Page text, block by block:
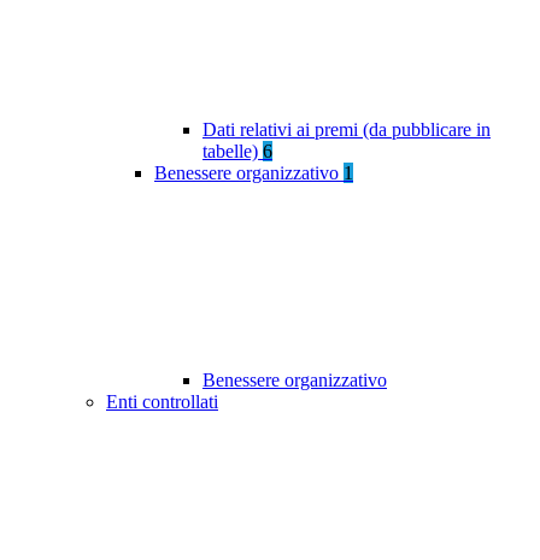
Dati relativi ai premi (da pubblicare in
tabelle) 6
Benessere organizzativo 1
Benessere organizzativo
Enti controllati